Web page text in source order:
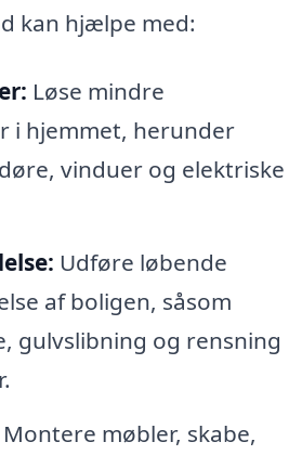
kan hjælpe med:
Løse mindre
i hjemmet, herunder
vinduer og elektriske
Udføre løbende
af boligen, såsom
gulvslibning og rensning
Montere møbler, skabe,